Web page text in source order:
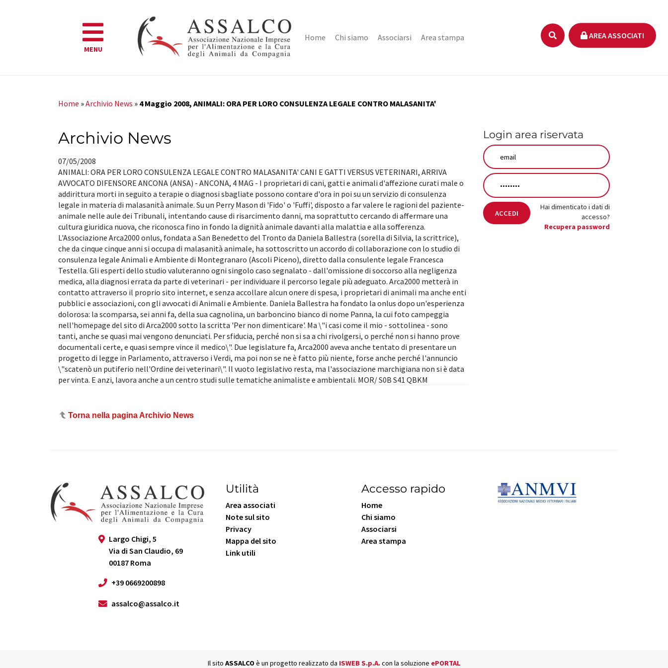
MENU
Home Chi siamo Associarsi Area stampa AREA ASSOCIATI
Home »Archivio News » 4 Maggio 2008, ANIMALI: ORA PER LORO CONSULENZA LEGALE CONTRO MALASANITA'
Archivio News
07/05/2008
ANIMALI: ORA PER LORO CONSULENZA LEGALE CONTRO MALASANITA' CANI E GATTI VERSUS VETERINARI, ARRIVA
AVVOCATO DIFENSORE ANCONA (ANSA) - ANCONA, 4 MAG - I proprietari di cani, gatti e animali d'affezione curati male o
addirittura morti in seguito a terapie o diagnosi sbagliate possono contare d'ora in poi su un servizio di consulenza
legale in materia di malasanità animale. Su un Perry Mason di 'Fido' o 'Fuffi', disposto a far valere le ragioni del paziente-
animale nelle aule dei Tribunali, intentando cause di risarcimento danni, ma soprattutto cercando di affermare una
cultura giuridica nuova, che riconosca fino in fondo la dignità animale davanti alla malattia e alla sofferenza.
L'Associazione Arca2000 onlus, fondata a San Benedetto del Tronto da Daniela Ballestra (sorella di Silvia, la scrittrice),
che da cinque cinque anni si occupa di malasanità animale, ha sottoscritto un accordo di collaborazione con lo studio di
consulenza legale Animali e Ambiente di Montegranaro (Ascoli Piceno), diretto dalla consulente legale Francesca
Testella. Gli esperti dello studio valuteranno ogni singolo caso segnalato - dall'omissione di soccorso alla negligenza
medica, alla diagnosi errata da parte di veterinari - per individuare il percorso legale più adeguato. Arca2000 metterà in
contatto attraverso il proprio sito internet, e senza accollare alcun onere di spesa, i proprietari di animali ma anche enti
pubblici e associazioni, con gli avvocati di Animali e Ambiente. Daniela Ballestra ha fondato la onlus dopo un'esperienza
dolorosa: la scomparsa, sei anni fa, della sua cagnolina, un barboncino bianco di nome Panna, la cui foto campeggia
nell'homepage del sito di Arca2000 sotto la scritta 'Per non dimenticare'. Ma \"i casi come il mio - sottolinea - sono
tanti, anche se quasi mai vengono denunciati. Per sfiducia, perché non si sa a chi rivolgersi, o perché non si hanno prove
documentali certe, e quasi sempre vince il medico\". Due legislature fa, Arca2000 aveva anche tentato di presentare un
progetto di legge in Parlamento, attraverso i Verdi, ma poi non se ne è fatto più niente, forse anche perché l'annuncio
\"scatenò un putiferio nell'Ordine dei veterinari\". Il vuoto legislativo resta, ma l'associazione marchigiana non si è data
per vinta. E anzi, lavora anche a un centro studi sulle tematiche animaliste e ambientali. MOR/ S0B S41 QBKM
Torna nella pagina Archivio News
Login area riservata
ACCEDI
Hai dimenticato i dati di
accesso?
Recupera password
Largo Chigi, 5
Via di San Claudio, 69
00187 Roma
+39 0669200898
assalco@assalco.it
Utilità
Area associati
Note sul sito
Privacy
Mappa del sito
Link utili
Accesso rapido
Home
Chi siamo
Associarsi
Area stampa
Il sito ASSALCOè un progetto realizzato da ISWEB S.p.A.con la soluzione ePORTAL